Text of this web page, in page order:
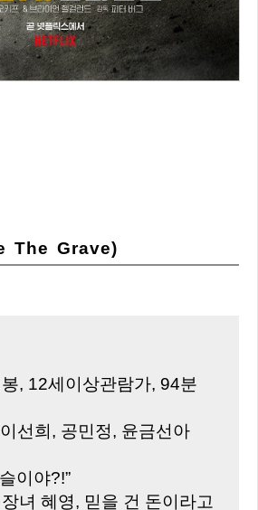
The Grave)
, 12세이상관람가, 94분
선희, 공민정, 윤금선아
이야?!”
녀 혜영, 믿을 건 돈이라고